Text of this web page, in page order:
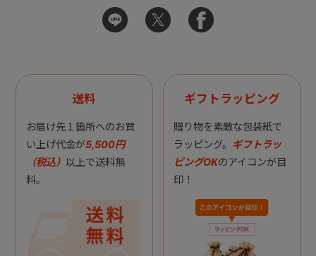
送料
お届け先１箇所へのお買
い上げ代金が5,500円
（税込） 以上で送料無
料。
ギフトラッピング
贈り物を素敵な包装紙で
ラッピング。 ギフトラッ
ピングOKのアイコンが目
印！